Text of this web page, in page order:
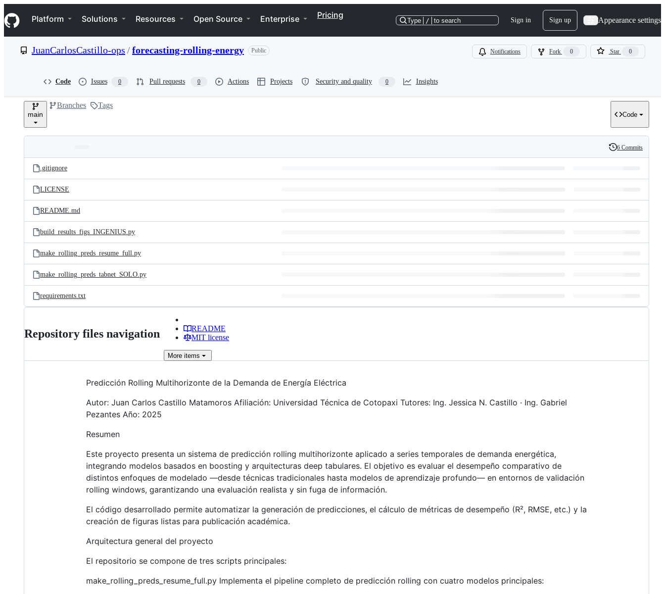
k
i
p
e
Navigation Menu
Platform Solutions Resources Open Source Enterprise Pricing
Type / to search Sign in Sign up Appearance settings
JuanCarlosCastillo-ops /forecasting-rolling-energy Public Notifications Fork 0 Star 0
Code Issues 0 Pull requests 0 Actions Projects Security and quality 0 Insights
main
Branches Tags
Code
and
files
Latest
commit
History
6 Commits
.gitignore
LICENSE
README.md
build_results_figs_INGENIUS.py
make_rolling_preds_resume_full.py
make_rolling_preds_tabnet_SOLO.py
requirements.txt
Repository files navigation
README
MIT license
More items
Predicción Rolling Multihorizonte de la Demanda de Energía Eléctrica
Autor: Juan Carlos Castillo Matamoros Afiliación: Universidad Técnica de Cotopaxi Tutores: Ing. Jessica N. Castillo · Ing. Gabriel
Pezantes Año: 2025
Resumen
Este proyecto presenta un sistema de predicción rolling multihorizonte aplicado a series temporales de demanda energética,
integrando modelos basados en boosting y arquitecturas deep tabulares. El objetivo es evaluar el desempeño comparativo de
distintos enfoques de modelado —desde técnicas tradicionales hasta modelos de aprendizaje profundo— en entornos de validación
rolling windows, garantizando una evaluación realista y sin fuga de información.
El código desarrollado permite automatizar la generación de predicciones, el cálculo de métricas de desempeño (R², RMSE, etc.) y la
creación de figuras listas para publicación académica.
Arquitectura general del proyecto
El repositorio se compone de tres scripts principales:
make_rolling_preds_resume_full.py Implementa el pipeline completo de predicción rolling con cuatro modelos principales: